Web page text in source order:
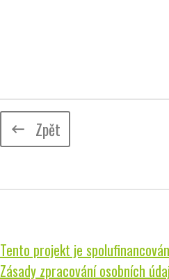
keyboard_backspace Zpět
Tento projekt je
Zásady zpracování osobních